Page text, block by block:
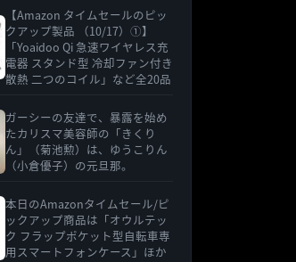
【Amazon タイムセールのピッ
クアップ製品 （10/17）①】
「Yoaidoo Qi 急速ワイヤレス充
電器 スタンド型 冷却ファン付き
散熱 二つのコイル」など全20品
ガーシーの友達で、暴露を始め
たカリスマ美容師の「きくり
ん」（菊池勲）は、ゆうこりん
（小倉優子）の元旦那。
本日のAmazonタイムセール/ピ
ックアップ商品は「オウルテッ
ク フラップポケット型自転車専
用スマートフォンケース」ほか